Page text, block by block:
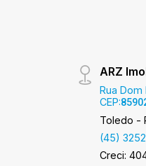
ARZ
Rua Dom
CEP:
Toledo -
(45)
Creci: